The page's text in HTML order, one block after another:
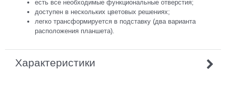
есть все необходимые функциональные отверстия;
доступен в нескольких цветовых решениях;
легко трансформируется в подставку (два варианта
расположения планшета).
Характеристики